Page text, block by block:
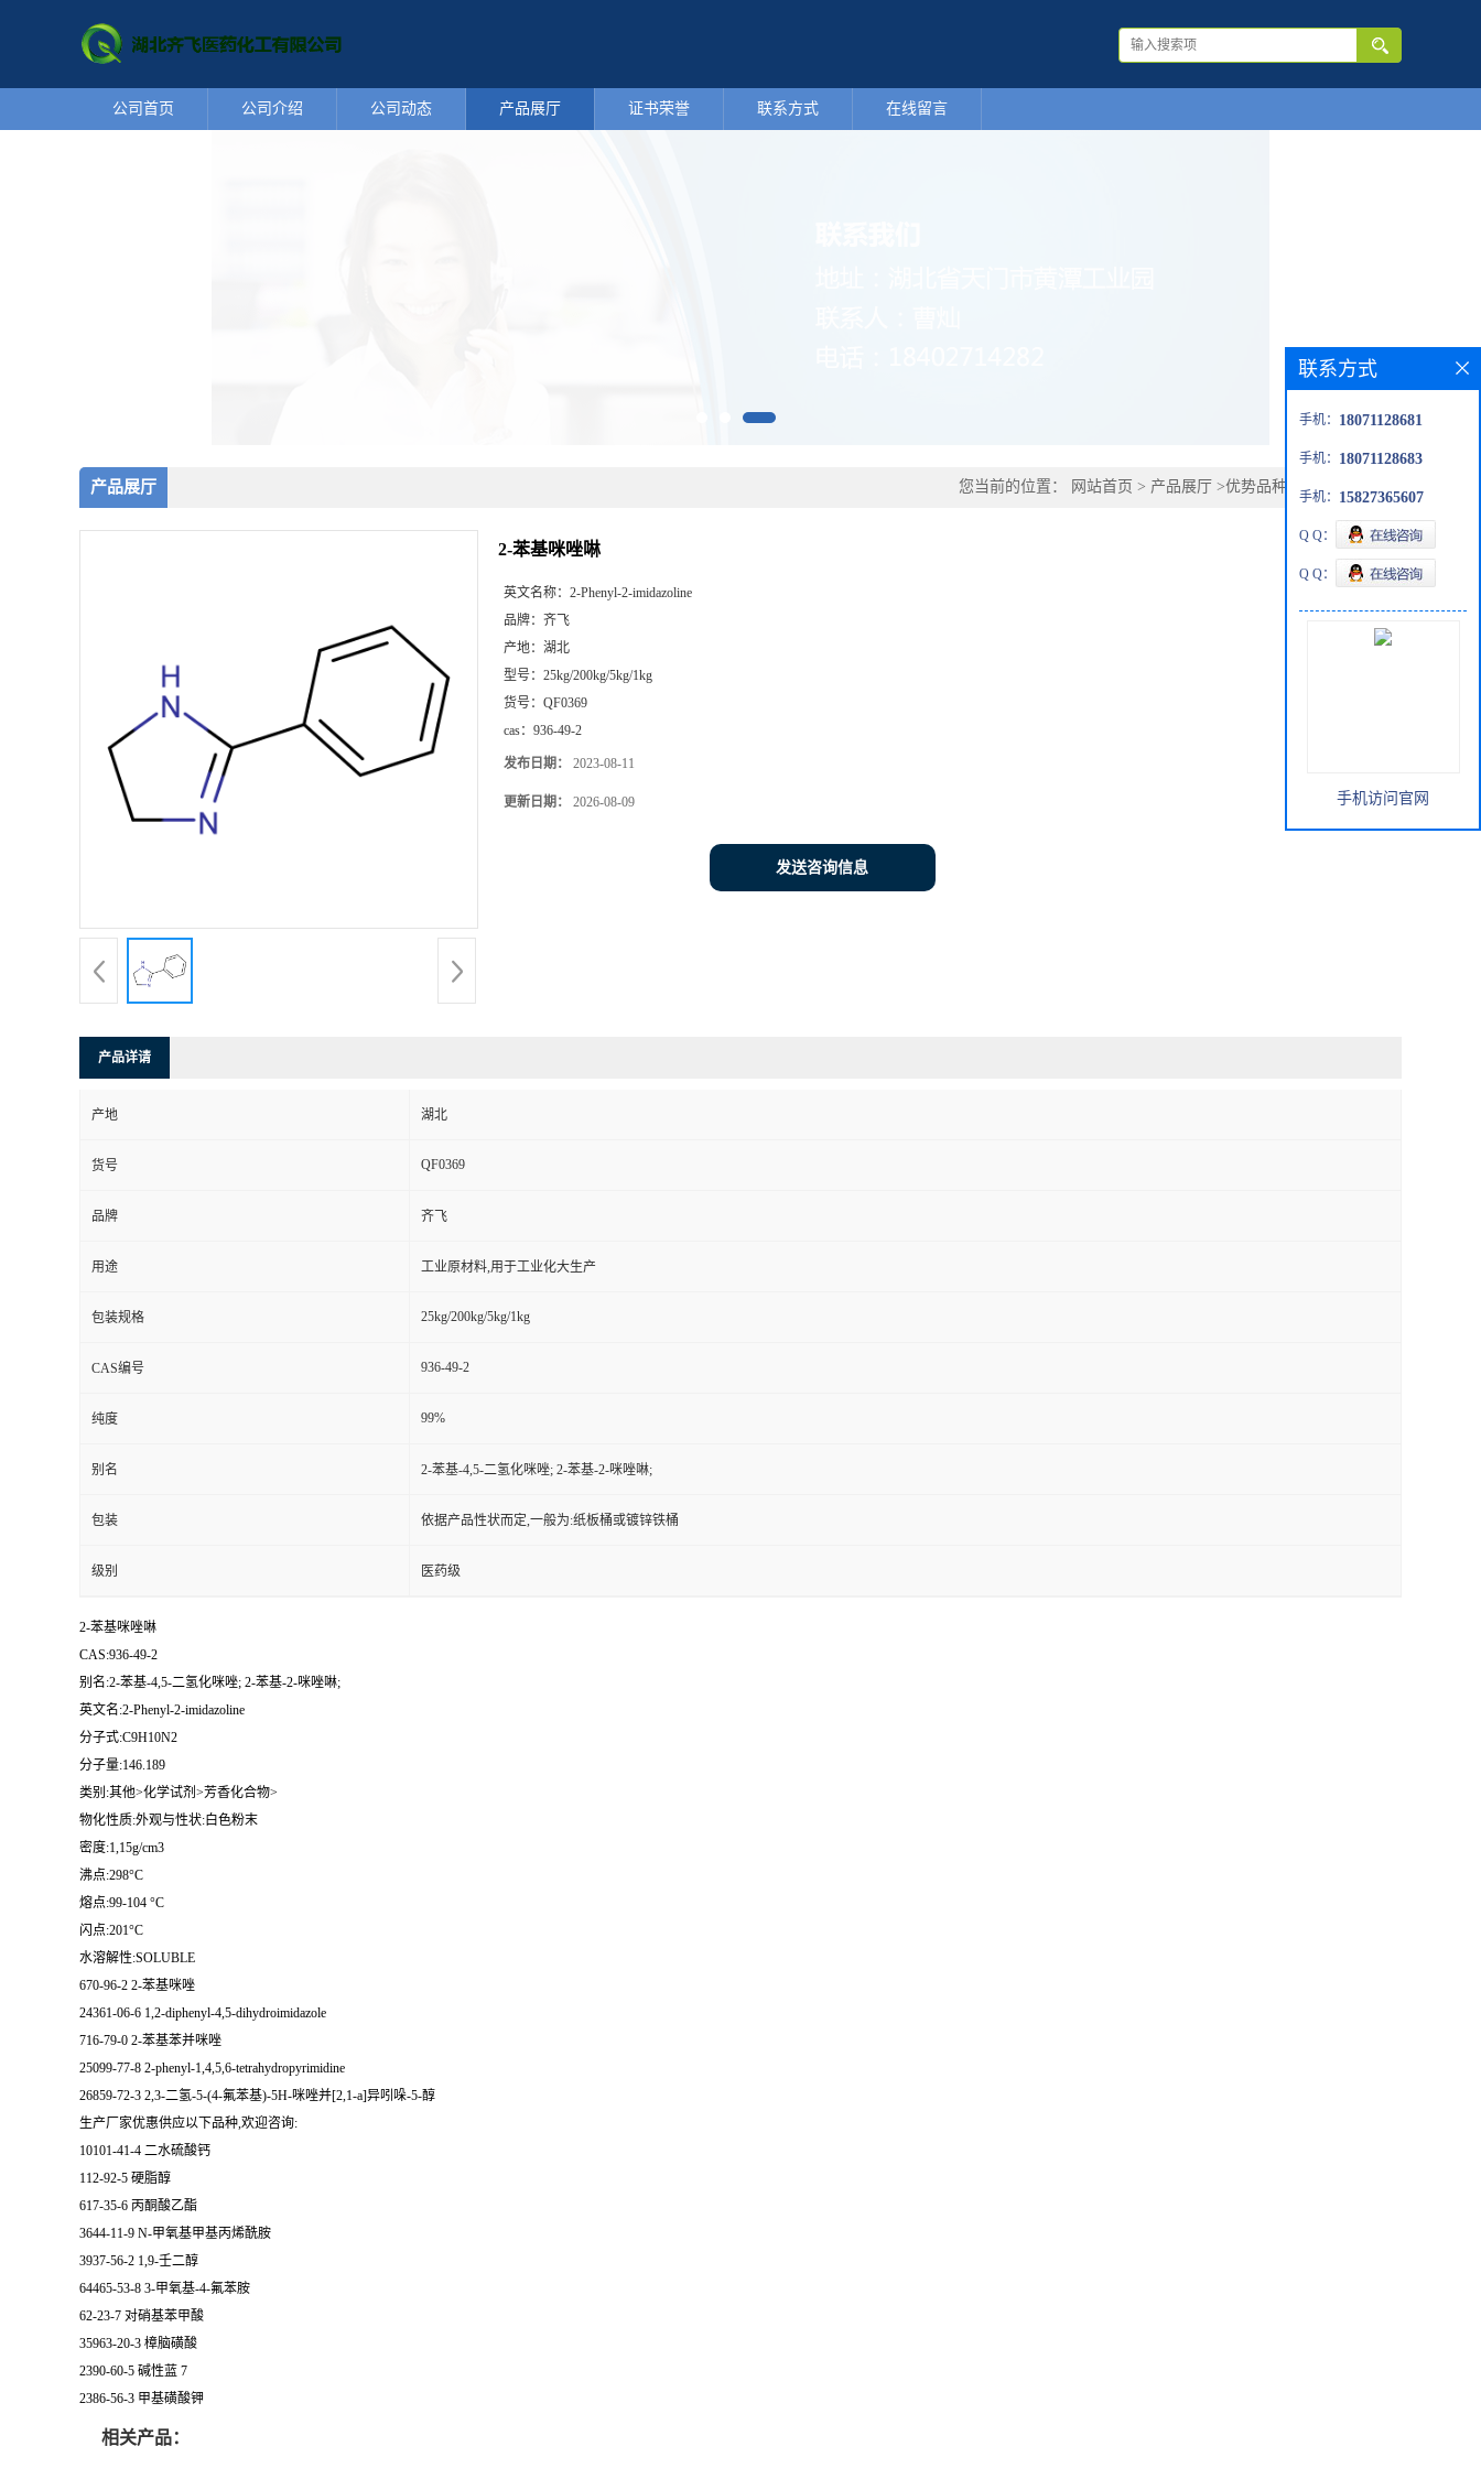
公司首页 公司介绍 公司动态 产品展厅 证书荣誉 联系方式 在线留言
产品展厅 您当前的位置： 网站首页 > 产品展厅 >优势品种 2-苯基咪唑啉
2-苯基咪唑啉
英文名称： 2-Phenyl-2-imidazoline
品牌： 齐飞
产地： 湖北
型号： 25kg/200kg/5kg/1kg
货号： QF0369
cas： 936-49-2
发布日期： 2023-08-11
更新日期： 2026-08-09
发送咨询信息
产品详请
产地 湖北
货号 QF0369
品牌 齐飞
用途 工业原材料,用于工业化大生产
包装规格 25kg/200kg/5kg/1kg
CAS编号 936-49-2
纯度 99%
别名 2-苯基-4,5-二氢化咪唑; 2-苯基-2-咪唑啉;
包装 依据产品性状而定,一般为:纸板桶或镀锌铁桶
级别 医药级
2-苯基咪唑啉
CAS:936-49-2
别名:2-苯基-4,5-二氢化咪唑; 2-苯基-2-咪唑啉;
英文名:2-Phenyl-2-imidazoline
分子式:C9H10N2
分子量:146.189
类别:其他>化学试剂>芳香化合物>
物化性质:外观与性状:白色粉末
密度:1,15g/cm3
沸点:298°C
熔点:99-104 °C
闪点:201°C
水溶解性:SOLUBLE
670-96-2 2-苯基咪唑
24361-06-6 1,2-diphenyl-4,5-dihydroimidazole
716-79-0 2-苯基苯并咪唑
25099-77-8 2-phenyl-1,4,5,6-tetrahydropyrimidine
26859-72-3 2,3-二氢-5-(4-氟苯基)-5H-咪唑并[2,1-a]异吲哚-5-醇
生产厂家优惠供应以下品种,欢迎咨询:
10101-41-4 二水硫酸钙
112-92-5 硬脂醇
617-35-6 丙酮酸乙酯
3644-11-9 N-甲氧基甲基丙烯酰胺
3937-56-2 1,9-壬二醇
64465-53-8 3-甲氧基-4-氟苯胺
62-23-7 对硝基苯甲酸
35963-20-3 樟脑磺酸
2390-60-5 碱性蓝 7
2386-56-3 甲基磺酸钾
相关产品：
联系方式
手机： 18071128681
手机： 18071128683
手机： 15827365607
Q Q：
Q Q：
手机访问官网